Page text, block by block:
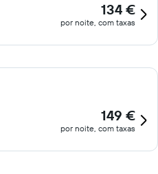
134 €
por noite, com taxas
149 €
por noite, com taxas